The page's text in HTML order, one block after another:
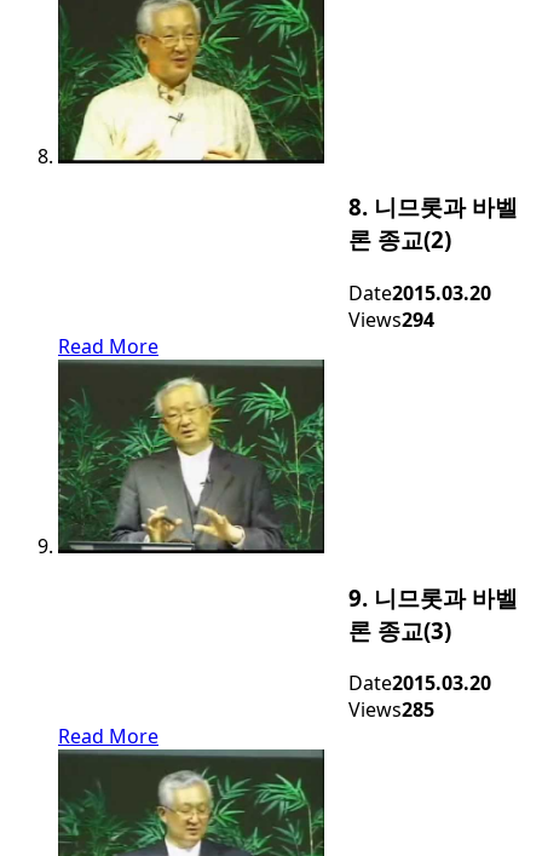
8. 니므롯과 바벨
론 종교(2)
Date2015.03.20
Views294
Read More
9. 니므롯과 바벨
론 종교(3)
Date2015.03.20
Views285
Read More